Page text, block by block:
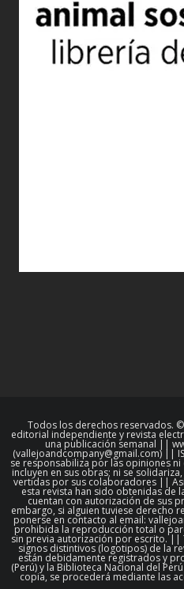
Todos los derechos reservados.
editorial independiente y revista
una publicación semanal ||
(vallejoandcompany@gmail.com) ||
se responsabiliza por las opiniones
incluyen en sus obras; ni se
vertidas por sus colaboradores ||
esta revista han sido obtenidas de
cuentan con autorización de sus
embargo, si alguien tuviese derecho
ponerse en contacto al email:
prohibida la reproducción total o
sin previa autorización por escrito. ||
signos distintivos (logotipos) de la
están debidamente registrados y
(Perú) y la Biblioteca Nacional del
copia, se procederá mediante las